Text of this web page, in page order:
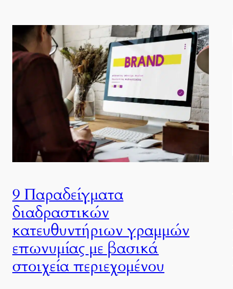
9 Παραδείγματα
διαδραστικών
κατευθυντήριων γραμμών
επωνυμίας με βασικά
στοιχεία περιεχομένου